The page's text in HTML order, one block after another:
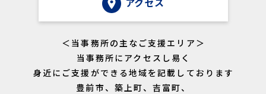
＜当事務所の主なご支援エリア＞
当事務所にアクセスし易く
身近にご支援ができる地域を記載しております
豊前市、築上町、吉富町、